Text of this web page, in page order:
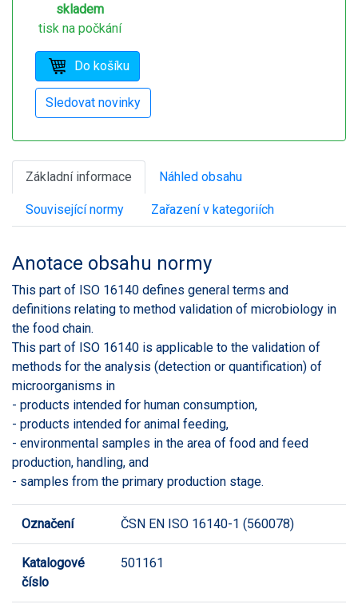
skladem
tisk na počkání
Základní informace Náhled obsahu
Související normy Zařazení v kategoriích
Anotace obsahu normy
This part of ISO 16140 defines general terms and
definitions relating to method validation of microbiology in
the food chain.
This part of ISO 16140 is applicable to the validation of
methods for the analysis (detection or quantification) of
microorganisms in
- products intended for human consumption,
- products intended for animal feeding,
- environmental samples in the area of food and feed
production, handling, and
- samples from the primary production stage.
Označení ČSN EN ISO 16140-1 (560078)
Katalogové
číslo
501161